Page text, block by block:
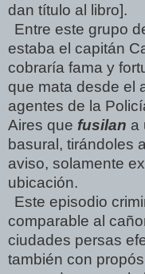
dan título al libro].
Entre este grupo
estaba el capitán
cobraría fama y
que mata desde el
agentes de la
Aires que fusilan a
basural, tirándoles
aviso, solamente
ubicación.
Este episodio
comparable al
ciudades persas
también con